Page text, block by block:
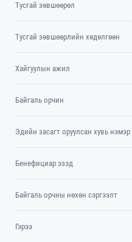
Тусгай зөвшөөрөл
Тусгай зөвшөөрлийн хөдөлгөөн
Хайгуулын ажил
Байгаль орчин
Эдийн засагт оруулсан хувь нэмэр
Бенефициар эзэд
Байгаль орчны нөхөн сэргээлт
Гэрээ